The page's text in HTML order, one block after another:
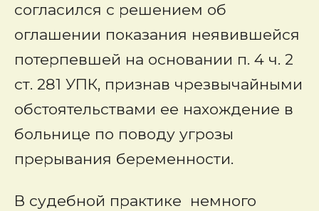
согласился с решением об
оглашении показания неявившейся
потерпевшей на основании п. 4 ч. 2
ст. 281 УПК, признав чрезвычайными
обстоятельствами ее нахождение в
больнице по поводу угрозы
прерывания беременности.
В судебной практике немного